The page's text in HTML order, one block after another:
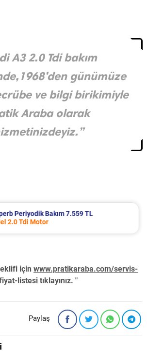
A3 2.0 Tdi bakım
günümüze
ve bilgi birikimiyle
Araba olarak
Periyodik Bakım 7.559 TL
2.0 Tdi Motor
için www.pratikaraba.com/servis-
listesi tıklayınız. "
Paylaş